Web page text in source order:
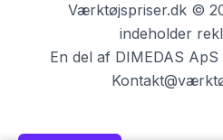
Værktøjspriser.dk ©
indeholder
En del af DIMEDAS